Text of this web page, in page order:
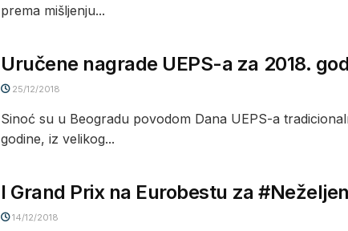
prema mišljenju...
Uručene nagrade UEPS-a za 2018.
25/12/2018
Sinoć su u Beogradu povodom Dana UEPS-a
godine, iz velikog...
I Grand Prix na Eurobestu za
14/12/2018